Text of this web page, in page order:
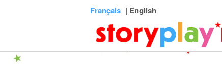
Français | English